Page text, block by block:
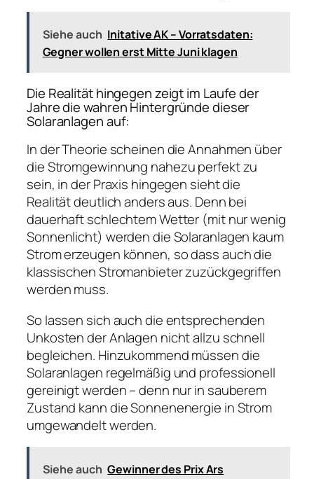
Siehe auch Initative AK – Vorratsdaten:
Gegner wollen erst Mitte Juni klagen
Die Realität hingegen zeigt im Laufe der
Jahre die wahren Hintergründe dieser
Solaranlagen auf:
In der Theorie scheinen die Annahmen über
die Stromgewinnung nahezu perfekt zu
sein, in der Praxis hingegen sieht die
Realität deutlich anders aus. Denn bei
dauerhaft schlechtem Wetter (mit nur wenig
Sonnenlicht) werden die Solaranlagen kaum
Strom erzeugen können, so dass auch die
klassischen Stromanbieter zuzückgegriffen
werden muss.
So lassen sich auch die entsprechenden
Unkosten der Anlagen nicht allzu schnell
begleichen. Hinzukommend müssen die
Solaranlagen regelmäßig und professionell
gereinigt werden – denn nur in sauberem
Zustand kann die Sonnenenergie in Strom
umgewandelt werden.
Siehe auch Gewinner des Prix Ars